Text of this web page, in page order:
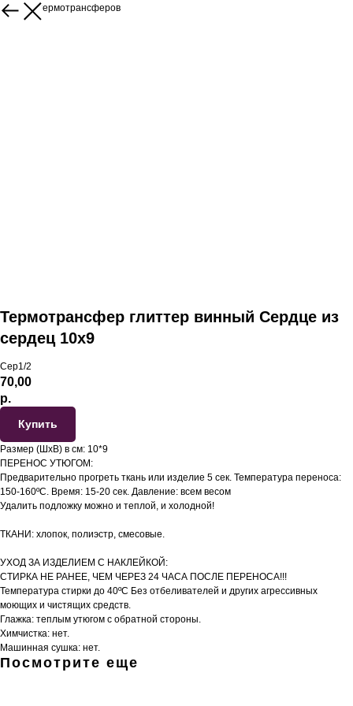
Каталог термотрансферов
Термотрансфер глиттер винный Сердце из
сердец 10х9
Сер1/2
70,00
р.
Купить
Размер (ШхВ) в см: 10*9
ПЕРЕНОС УТЮГОМ:
Предварительно прогреть ткань или изделие 5 сек. Температура переноса:
150-160ºС. Время: 15-20 сек. Давление: всем весом
Удалить подложку можно и теплой, и холодной!
ТКАНИ: хлопок, полиэстр, смесовые.
УХОД ЗА ИЗДЕЛИЕМ С НАКЛЕЙКОЙ:
СТИРКА НЕ РАНЕЕ, ЧЕМ ЧЕРЕЗ 24 ЧАСА ПОСЛЕ ПЕРЕНОСА!!!
Температура стирки до 40ºС Без отбеливателей и других агрессивных
моющих и чистящих средств.
Глажка: теплым утюгом с обратной стороны.
Химчистка: нет.
Машинная сушка: нет.
Посмотрите еще